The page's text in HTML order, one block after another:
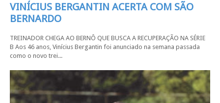
VINÍCIUS BERGANTIN ACERTA COM SÃO
BERNARDO
TREINADOR CHEGA AO BERNÔ QUE BUSCA A RECUPERAÇÃO NA SÉRIE
B Aos 46 anos, Vinícius Bergantin foi anunciado na semana passada
como o novo trei...